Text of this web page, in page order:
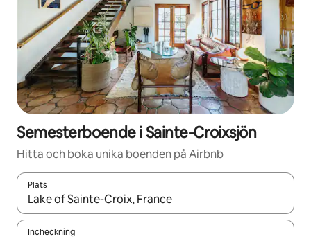
Semesterboende i Sainte-Croixsjön
Hitta och boka unika boenden på Airbnb
Plats
När resultaten är tillgängliga kan du navigera med upp- och
Incheckning